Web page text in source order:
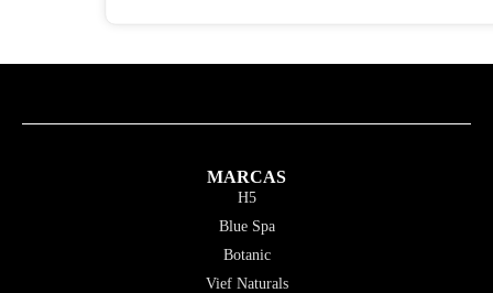
MARCAS
H5
Blue Spa
Botanic
Vief Naturals